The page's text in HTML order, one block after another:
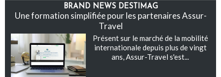
BRAND NEWS DESTIMAG
Une formation simplifiée pour les partenaires Assur-
Travel
Présent sur le marché de la mobilité
internationale depuis plus de vingt
ans, Assur-Travel s'est...